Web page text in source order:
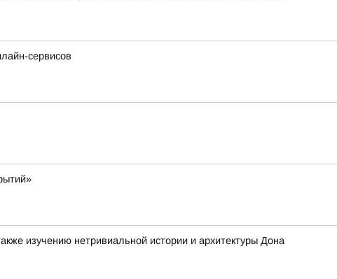
сервисов
изучению нетривиальной истории и архитектуры Дона